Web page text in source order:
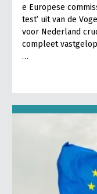
e Europese
test’ uit van de
voor Nederland
compleet
…